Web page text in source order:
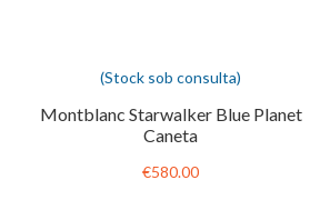
(Stock sob consulta)
Montblanc Starwalker Blue Planet
Caneta
€580.00